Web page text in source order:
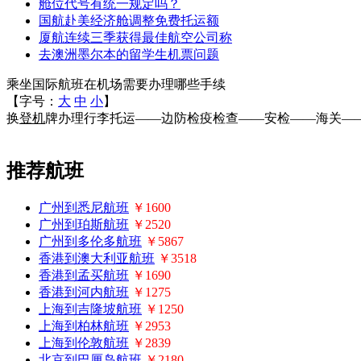
舱位代号有统一规定吗？
国航赴美经济舱调整免费托运额
厦航连续三季获得最佳航空公司称
去澳洲墨尔本的留学生机票问题
乘坐国际航班在机场需要办理哪些手续
【字号： 大 中 小】
换登机牌办理行李托运——边防检疫检查——安检——海关
推荐航班
广州到悉尼航班 ￥1600
广州到珀斯航班 ￥2520
广州到多伦多航班 ￥5867
香港到澳大利亚航班 ￥3518
香港到孟买航班 ￥1690
香港到河内航班 ￥1275
上海到吉隆坡航班 ￥1250
上海到柏林航班 ￥2953
上海到伦敦航班 ￥2839